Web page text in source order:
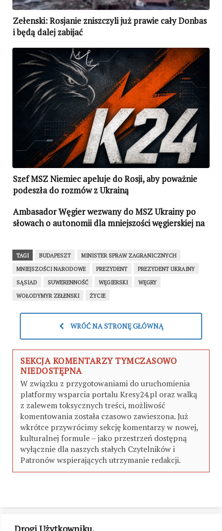
Drogi Użytkowniku,
Zełenski: Rosjanie zniszczyli już prawie cały Donbas
i będą dalej zabijać
Szef MSZ Niemiec apeluje do Rosji, aby poważnie
podeszła do rozmów z Ukrainą
Ambasador Węgier wezwany do MSZ Ukrainy po
słowach o autonomii dla mniejszości węgierskiej na
TAGI BUDAPESZT
MINISTER SPRAW ZAGRANICZNYCH
MNIEJSZOŚCI NARODOWE
PREZYDENT
PREZYDENT UKRAINY
SĄSIAD
SUWERENNOŚĆ WĘGIERSKI
WĘGRY
WOŁODYMYR ZEŁENSKI
ŻYCIE
WRÓĆ NA STRONĘ GŁÓWNĄ
SEKCJA KOMENTARZY TYMCZASOWO
NIEDOSTĘPNA
W związku z przygotowaniami do uruchomienia
platformy wsparcia portalu Kresy24.pl oraz walką
z zalewem toksycznych treści, możliwość
komentowania została czasowo zawieszona. Już
wkrótce przywrócimy sekcję komentarzy w nowej,
kulturalnej formule – jako przestrzeń dostępną
wyłącznie dla naszych stałych Czytelników i
Patronów wspierających utrzymanie redakcji.